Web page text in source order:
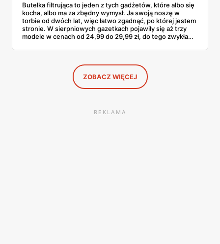
Butelka filtrująca to jeden z tych gadżetów, które albo się
kocha, albo ma za zbędny wymysł. Ja swoją noszę w
torbie od dwóch lat, więc łatwo zgadnąć, po której jestem
stronie. W sierpniowych gazetkach pojawiły się aż trzy
modele w cenach od 24,99 do 29,99 zł, do tego zwykła
wszystkie oferty i policzyłam, kiedy taki zakup faktycznie
ZOBACZ WIĘCEJ
REKLAMA